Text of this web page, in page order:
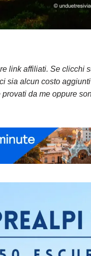
link affiliati. Se clicchi
sia alcun costo
da me oppure